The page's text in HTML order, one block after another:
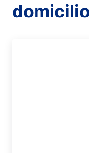
domicilio